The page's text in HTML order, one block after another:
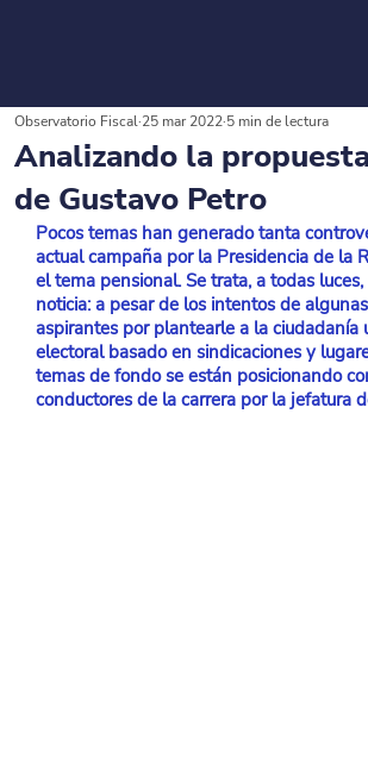
Analizando la
de Gustavo Petro
Observatorio Fiscal 25 mar 2022 5 min de lectura
Pocos temas han generado tanta
actual campaña por la Presidencia de la
el tema pensional. Se trata, a todas
noticia: a pesar de los intentos de
aspirantes por plantearle a la ciudadanía
electoral basado en sindicaciones y
temas de fondo se están posicionando
conductores de la carrera por la jefatura